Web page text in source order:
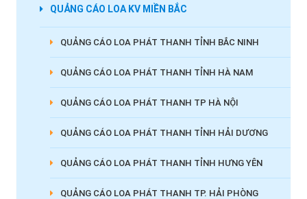
QUẢNG CÁO LOA KV MIỀN BẮC
QUẢNG CÁO LOA PHÁT THANH TỈNH BẮC NINH
QUẢNG CÁO LOA PHÁT THANH TỈNH HÀ NAM
QUẢNG CÁO LOA PHÁT THANH TP HÀ NỘI
QUẢNG CÁO LOA PHÁT THANH TỈNH HẢI DƯƠNG
QUẢNG CÁO LOA PHÁT THANH TỈNH HƯNG YÊN
QUẢNG CÁO LOA PHÁT THANH TP. HẢI PHÒNG